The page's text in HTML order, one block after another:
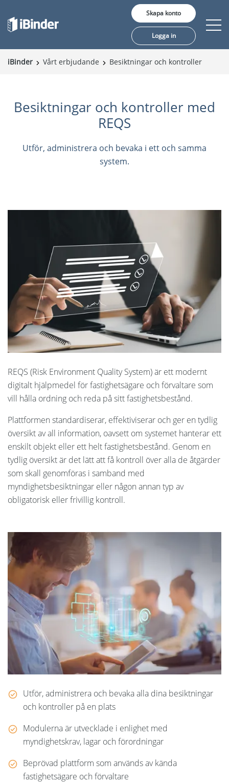
Pris
Kunder
English
Spanska
Dansk
Nederlands
Norsk
Polski
Suomi
Skapa konto
Logga in
iBinder Vårt erbjudande Besiktningar och kontroller
Besiktningar och kontroller med
REQS
Utför, administrera och bevaka i ett och samma
system.
REQS (Risk Environment Quality System) är ett modernt
digitalt hjälpmedel för fastighetsägare och förvaltare som
vill hålla ordning och reda på sitt fastighetsbestånd.
Plattformen standardiserar, effektiviserar och ger en tydlig
översikt av all information, oavsett om systemet hanterar ett
enskilt objekt eller ett helt fastighetsbestånd. Genom en
tydlig översikt är det lätt att få kontroll över alla de åtgärder
som skall genomföras i samband med
myndighetsbesiktningar eller någon annan typ av
obligatorisk eller frivillig kontroll.
Utför, administrera och bevaka alla dina besiktningar
och kontroller på en plats
Modulerna är utvecklade i enlighet med
myndighetskrav, lagar och förordningar
Beprövad plattform som används av kända
fastighetsägare och förvaltare